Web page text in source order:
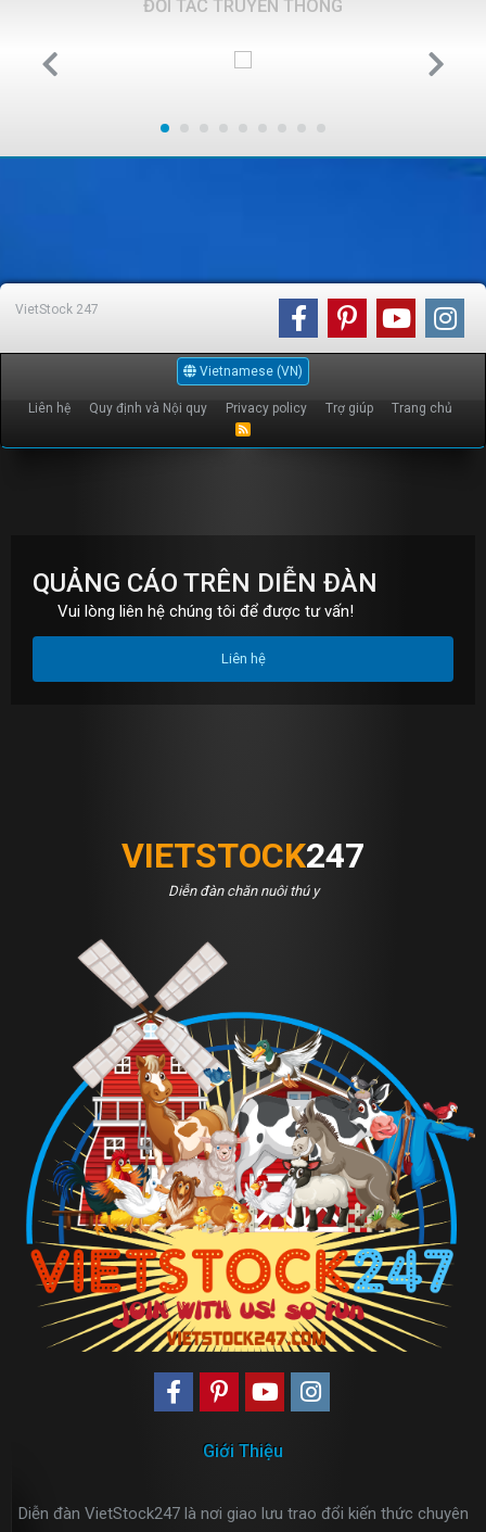
ĐỐI TÁC TRUYỀN THÔNG
VietStock 247
Vietnamese (VN)
Liên hệ Quy định và Nội quy Privacy policy Trợ giúp Trang chủ
R
QUẢNG CÁO TRÊN DIỄN ĐÀN
Vui lòng liên hệ chúng tôi để được tư vấn!
Liên hệ
VIETSTOCK247
Diễn đàn chăn nuôi thú y
Giới Thiệu
Diễn đàn VietStock247 là nơi giao lưu trao đổi kiến thức chuyên